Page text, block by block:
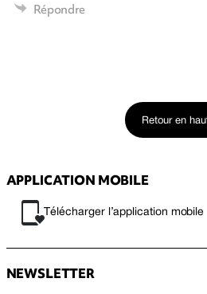
Répondre
Retour en
APPLICATION MOBILE
Télécharger l’application mobile
NEWSLETTER